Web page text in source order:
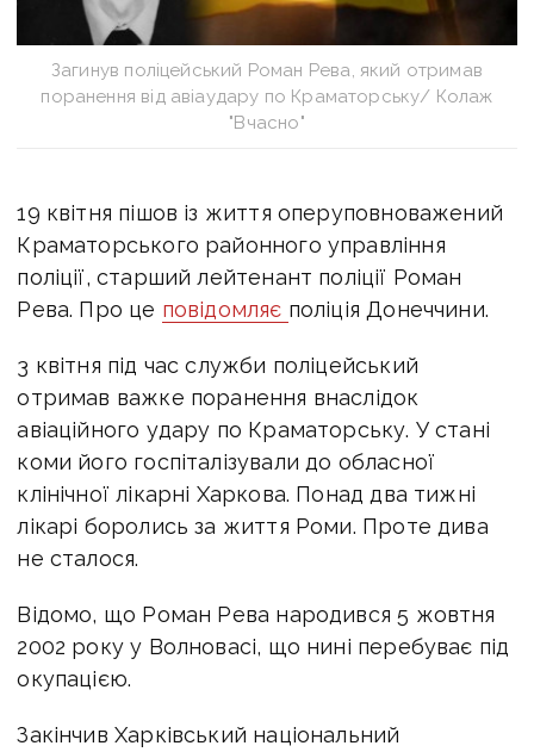
Загинув поліцейський Роман Рева, який отримав
поранення від авіаудару по Краматорську/ Колаж
"Вчасно"
19 квітня пішов із життя оперуповноважений
Краматорського районного управління
поліції, старший лейтенант поліції Роман
Рева. Про це повідомляє поліція Донеччини.
3 квітня під час служби поліцейський
отримав важке поранення внаслідок
авіаційного удару по Краматорську. У стані
коми його госпіталізували до обласної
клінічної лікарні Харкова. Понад два тижні
лікарі боролись за життя Роми. Проте дива
не сталося.
Відомо, що Роман Рева народився 5 жовтня
2002 року у Волновасі, що нині перебуває під
окупацією.
Закінчив Харківський національний